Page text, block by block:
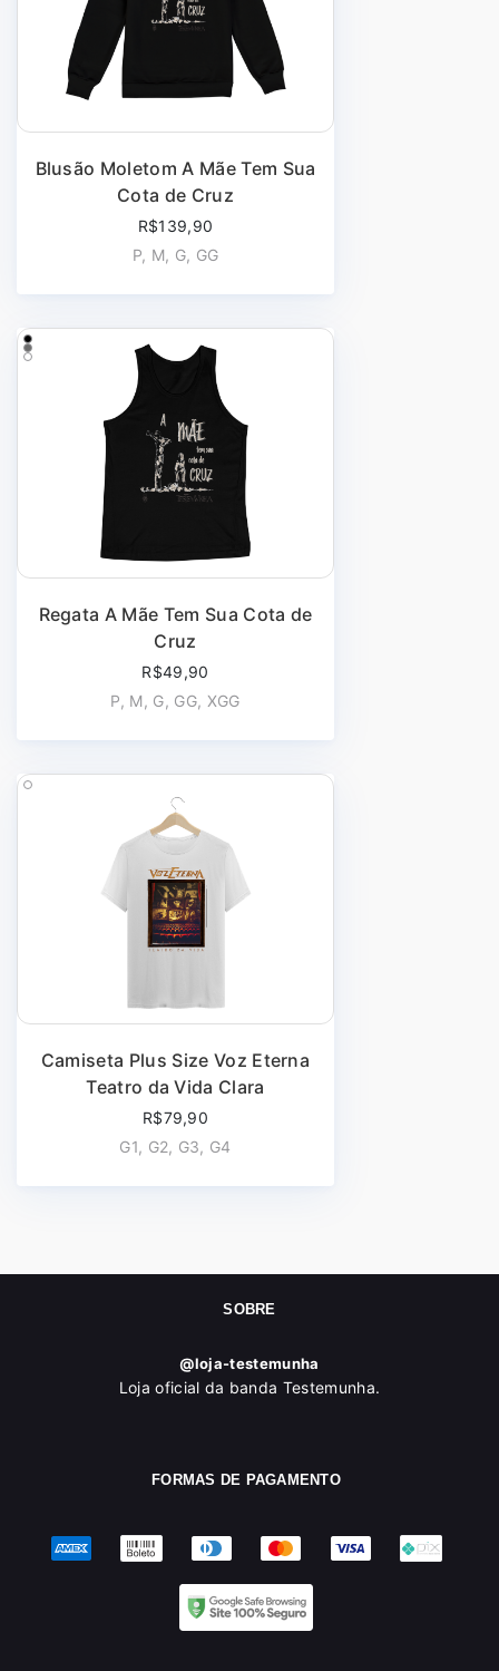
Blusão Moletom A Mãe Tem Sua
Cota de Cruz
R$139,90
P, M, G, GG
Regata A Mãe Tem Sua Cota de
Cruz
R$49,90
P, M, G, GG, XGG
Camiseta Plus Size Voz Eterna
Teatro da Vida Clara
R$79,90
G1, G2, G3, G4
SOBRE
@loja-testemunha
Loja oficial da banda Testemunha.
FORMAS DE PAGAMENTO